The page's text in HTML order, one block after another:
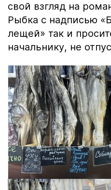
свой взгляд на
Рыбка с надписью
лещей» так и
начальнику, не